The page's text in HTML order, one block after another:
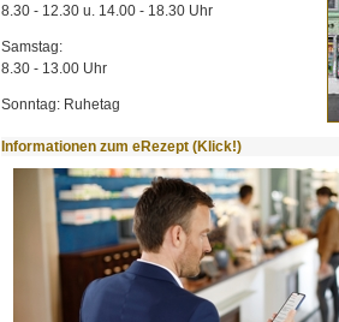
8.30 - 12.30 u. 14.00 - 18.30 Uhr
Samstag:
8.30 - 13.00 Uhr
Sonntag: Ruhetag
Informationen zum eRezept (Klick!)